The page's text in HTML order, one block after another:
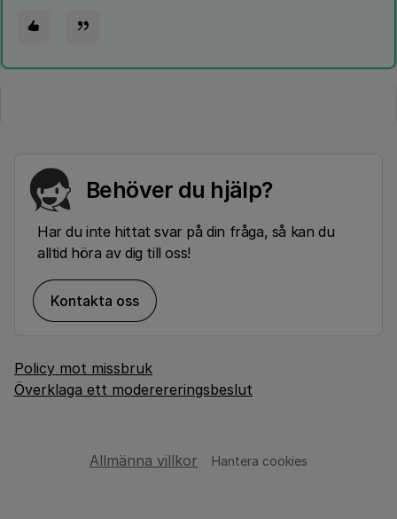
Behöver du hjälp?
Har du inte hittat svar på din fråga, så kan du
alltid höra av dig till oss!
Kontakta oss
Policy mot missbruk
Överklaga ett moderereringsbeslut
Allmänna villkor Hantera cookies